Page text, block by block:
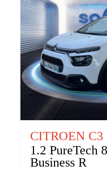
CITROEN C3
1.2 PureTech
Business R